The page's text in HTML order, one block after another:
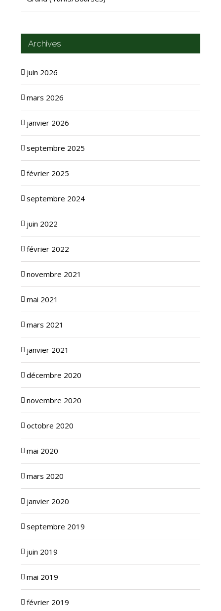
Archives
juin 2026
mars 2026
janvier 2026
septembre 2025
février 2025
septembre 2024
juin 2022
février 2022
novembre 2021
mai 2021
mars 2021
janvier 2021
décembre 2020
novembre 2020
octobre 2020
mai 2020
mars 2020
janvier 2020
septembre 2019
juin 2019
mai 2019
février 2019